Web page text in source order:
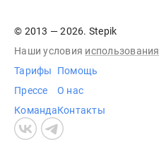
© 2013 — 2026. Stepik
Наши условия использования
Тарифы
Прессе
Команда
Помощь
О нас
Контакты